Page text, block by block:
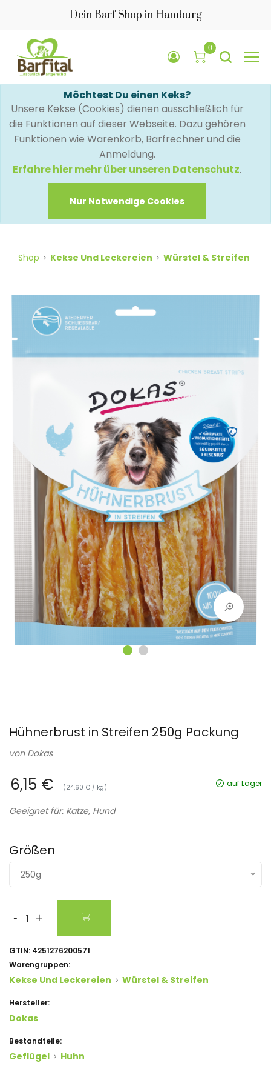
Dein Barf Shop in Hamburg
0
Möchtest Du einen Keks?
Unsere Kekse (Cookies) dienen ausschließlich für
die Funktionen auf dieser Webseite. Dazu gehören
Funktionen wie Warenkorb, Barfrechner und die
Anmeldung.
Erfahre hier mehr über unseren Datenschutz.
Nur Notwendige Cookies
Shop Kekse Und Leckereien Würstel & Streifen
Hühnerbrust in Streifen 250g Packung
von Dokas
6,15 € (24,60 € / kg) auf Lager
Geeignet für: Katze, Hund
Größen
250g
- +
GTIN: 4251276200571
Warengruppen:
Kekse Und Leckereien Würstel & Streifen
Hersteller:
Dokas
Bestandteile:
Geflügel Huhn